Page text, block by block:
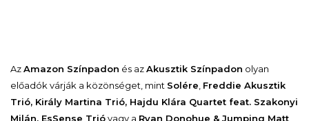
AzAmazon Színpadon és azAkusztik Színpadon olyan
előadók várják a közönséget, mint Solére Freddie Akusztik
Trió, Király Martina Trió, Hajdu Klára Quartet feat. Szakonyi
Milán, EsSense Trióvagy a Ryan Donohue & Jumping Matt